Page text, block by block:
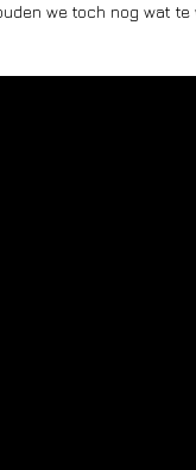
we toch nog wat